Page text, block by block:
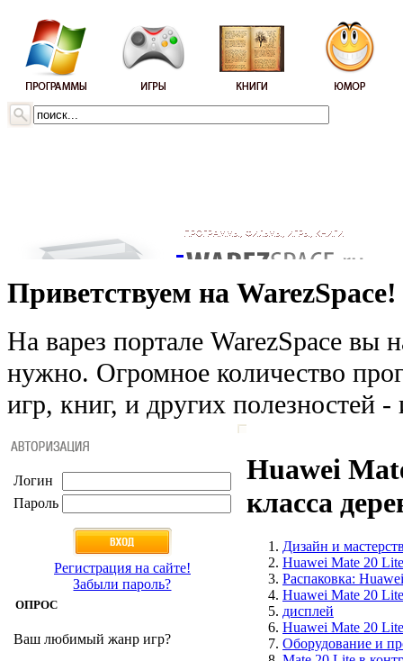
Приветствуем на WarezSpace!
На варез портале WarezSpace вы
нужно. Огромное количество
игр, книг, и других полезностей
Логин
Пароль
Регистрация на сайте!
Забыли пароль?
ОПРОС
Ваш любимый жанр игр?
Huawei
класса
Дизайн и
Huawei Mate 20
Распаковка:
Huawei Mate 20
дисплей
Huawei Mate 20
Оборудование и